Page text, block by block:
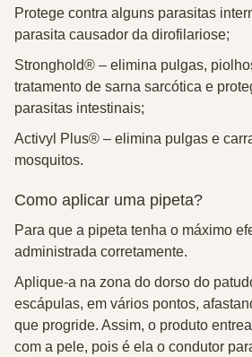
Protege contra alguns parasitas
parasita causador da dirofilariose;
Stronghold® – elimina pulgas,
tratamento de sarna sarcótica e
parasitas intestinais;
Activyl Plus® – elimina pulgas e
mosquitos.
Como aplicar uma pipeta?
Para que a pipeta tenha o máximo
administrada corretamente.
Aplique-a na zona do dorso do
escápulas, em vários pontos,
que progride. Assim, o produto
com a pele, pois é ela o condutor